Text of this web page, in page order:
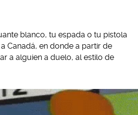
blanco, tu espada o tu pistola
Canadá, en donde a partir de
a alguien a duelo, al estilo de